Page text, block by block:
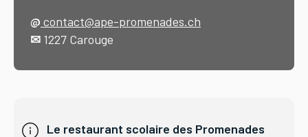
@ contact@ape-promenades.ch
✉ 1227 Carouge
Le restaurant scolaire des Promenades